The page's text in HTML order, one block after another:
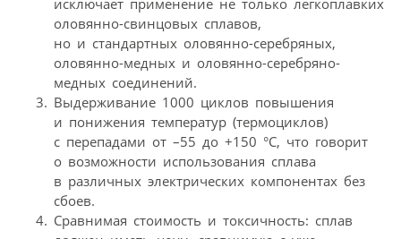
оловянно-свинцовых сплавов,
но и стандартных оловянно-серебряных,
оловянно-медных и оловянно-серебряно-
медных соединений.
Выдерживание 1000 циклов повышения
и понижения температур (термоциклов)
с перепадами от –55 до +150 °C, что говорит
о возможности использования сплава
в различных электрических компонентах без
сбоев.
Сравнимая стоимость и токсичность: сплав